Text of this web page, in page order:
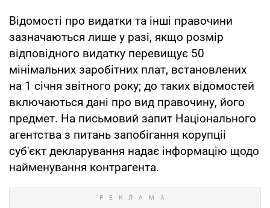
Відомості про видатки та інші правочини
зазначаються лише у разі, якщо розмір
відповідного видатку перевищує 50
мінімальних заробітних плат, встановлених
на 1 січня звітного року; до таких відомостей
включаються дані про вид правочину, його
предмет. На письмовий запит Національного
агентства з питань запобігання корупціі
суб'єкт декларування надає інформацію щодо
найменування контрагента.